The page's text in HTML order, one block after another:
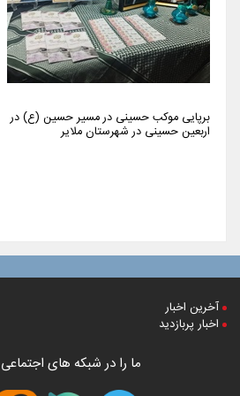
برپایی موکب حسینی در مسیر حسین (ع) در
اربعین حسینی در شهرستان ملایر
آخرین اخبار
اخبار پربازدید
ما را در شبکه های اجتماعی